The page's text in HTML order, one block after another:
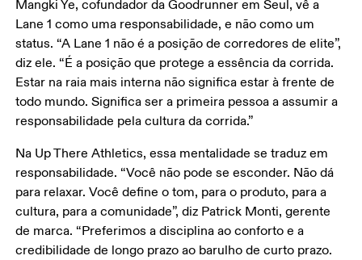
Mangki Ye, cofundador da Goodrunner em Seul, vê a
Lane 1 como uma responsabilidade, e não como um
status. “A Lane 1 não é a posição de corredores de elite”,
diz ele. “É a posição que protege a essência da corrida.
Estar na raia mais interna não significa estar à frente de
todo mundo. Significa ser a primeira pessoa a assumir a
responsabilidade pela cultura da corrida.”
Na Up There Athletics, essa mentalidade se traduz em
responsabilidade. “Você não pode se esconder. Não dá
para relaxar. Você define o tom, para o produto, para a
cultura, para a comunidade”, diz Patrick Monti, gerente
de marca. “Preferimos a disciplina ao conforto e a
credibilidade de longo prazo ao barulho de curto prazo.